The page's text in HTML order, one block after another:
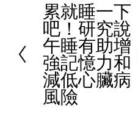
P
e
v
i
o
累就睡一下
吧！研究說
午睡有助增
強記憶力和
減低心臟病
風險